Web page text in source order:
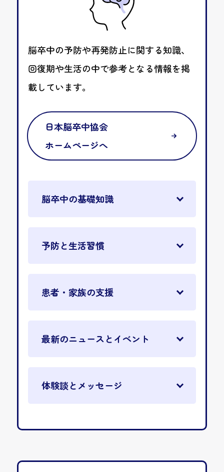
脳卒中の予防や再発防止に関する知識、
回復期や生活の中で参考となる情報を掲
載しています。
日本脳卒中協会
ホームページへ
脳卒中の基礎知識
予防と生活習慣
患者・家族の支援
最新のニュースとイベント
体験談とメッセージ